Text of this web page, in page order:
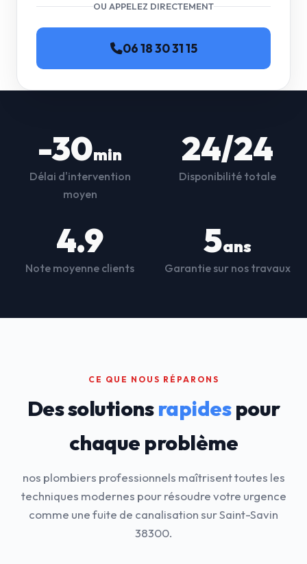
OU APPELEZ DIRECTEMENT
06 18 30 31 15
-30min
Délai d'intervention
moyen
24/24
Disponibilité totale
4.9
Note moyenne clients
5ans
Garantie sur nos travaux
CE QUE NOUS RÉPARONS
Des solutionsrapidespour
chaque problème
nos plombiers professionnels maîtrisent toutes les
techniques modernes pour résoudre votre urgence
comme une fuite de canalisation sur Saint-Savin
38300.